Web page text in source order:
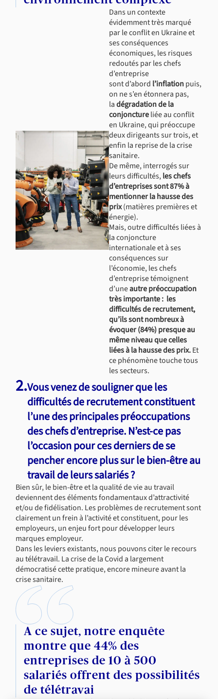
Dans un contexte
évidemment très marqué
par le conflit en Ukraine et
ses conséquences
économiques, les risques
redoutés par les chefs
d’entreprise
sont d’abord l’inflationpuis,
on ne s’en étonnera pas,
ladégradation de la
conjonctureliée au conflit
en Ukraine, qui préoccupe
deux dirigeants sur trois, et
enfin la reprise de la crise
sanitaire.
De même, interrogés sur
leurs difficultés,les chefs
d’entreprises sont 87% à
mentionner la hausse des
prix(matières premières et
énergie).
Mais, outre difficultés liées à
la conjoncture
internationale et à ses
conséquences sur
l’économie, les chefs
d’entreprise témoignent
d’uneautre préoccupation
très importante : les
difficultés de recrutement,
qu’ils sont nombreux à
évoquer (84%) presque au
même niveau que celles
liées à la hausse des prix.Et
ce phénomène touche tous
les secteurs.
2.Vous venez de souligner que les
difficultés de recrutement constituent
l’une des principales préoccupations
des chefs d’entreprise. N’est-ce pas
l’occasion pour ces derniers de se
pencher encore plus sur le bien-être au
travail de leurs salariés ?
Bien sûr, le bien-être et la qualité de vie au travail
deviennent des éléments fondamentaux d’attractivité
et/ou de fidélisation. Les problèmes de recrutement sont
clairement un frein à l’activité et constituent, pour les
employeurs, un enjeu fort pour développer leurs
marques employeur.
Dans les leviers existants, nous pouvons citer le recours
au télétravail. La crise de la Covid a largement
démocratisé cette pratique, encore mineure avant la
crise sanitaire.
A ce sujet, notre enquête
montre que 44% des
entreprises de 10 à 500
salariés offrent des possibilités
de télétravai